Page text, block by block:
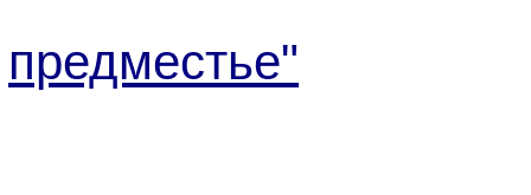
предместье"